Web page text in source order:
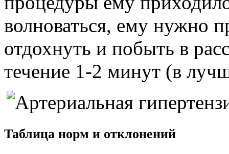
волноваться, ему нужно
отдохнуть и побыть в
течение 1-2 минут (в
Таблица норм и отклонений